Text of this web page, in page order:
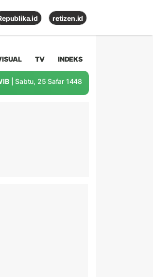
retizen.id
TV INDEKS
| Sabtu, 25 Safar 1448